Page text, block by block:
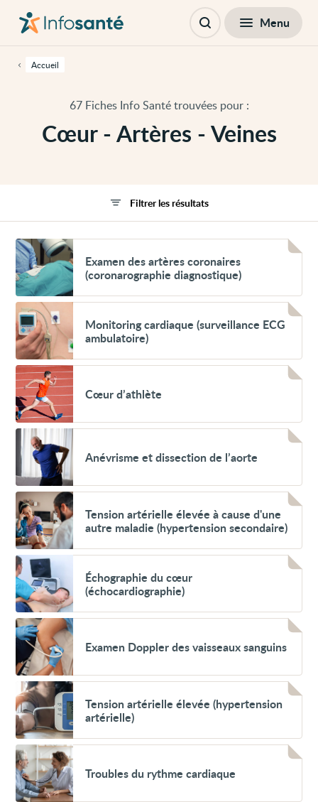
contenu
cette
principaleCœur - Artères - Veines
67 Fiches Info Santé trouvées pour :
Accueil
principale
Ouvrir Menu
Voir
Examen
des
artères
coronaires
(coronarographie
diagnostique)
Examen des artères coronaires
(coronarographie diagnostique)
Voir
Monitoring
cardiaque
(surveillance
ECG
ambulatoire)
Monitoring cardiaque (surveillance ECG
ambulatoire)
Voir
Cœur
d’athlète
Cœur d’athlète
Voir
Anévrisme
et
dissection
de
l’aorte
Anévrisme et dissection de l’aorte
Voir
Tension
artérielle
élevée
à
cause
d'une
autre
maladie
(hypertension
secondaire)
Tension artérielle élevée à cause d'une
autre maladie (hypertension secondaire)
Voir
Échographie
du
cœur
(échocardiographie)
Échographie du cœur
(échocardiographie)
Voir
Examen
Doppler
des
vaisseaux
sanguins
Examen Doppler des vaisseaux sanguins
Voir
Tension
artérielle
élevée
(hypertension
artérielle)
Tension artérielle élevée (hypertension
artérielle)
Voir
Troubles
du
rythme
cardiaque
Troubles du rythme cardiaque
Filtrer les résultats
Filtres Fermer